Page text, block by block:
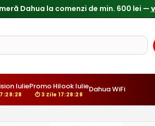
Dahua la comenzi de min. 600 lei —
IuliePromo Hilook Iulie
⏱ 3 Zile 17:28:27
Dahua WiFi